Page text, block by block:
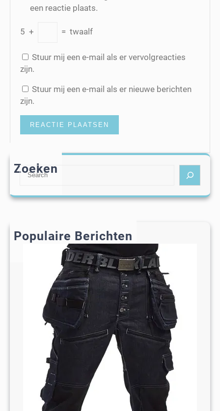
een reactie plaats.
5 + = twaalf
Stuur mij een e-mail als er vervolgreacties
zijn.
Stuur mij een e-mail als er nieuwe berichten
zijn.
Zoeken
S
a
h
Populaire Berichten